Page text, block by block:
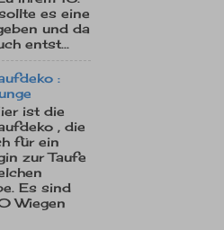
es eine
und da
entst...
:
ist die
, die
für ein
zur Taufe
Es sind
Wiegen